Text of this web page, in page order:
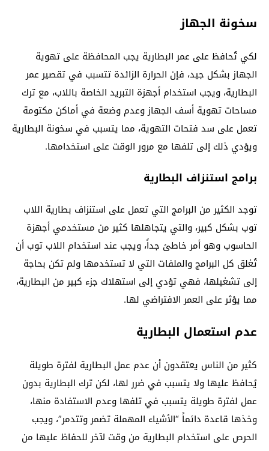
سخونة الجهاز
لكي تُحافظ على عمر البطارية يجب المحافظة على تهوية
الجهاز بشكل جيد، فإن الحرارة الزائدة تتسبب في تقصير عمر
البطارية، ويجب استخدام أجهزة التبريد الخاصة باللاب، مع ترك
مساحات تهوية أسف الجهاز وعدم وضعة في أماكن مكتومة
تعمل على سد فتحات التهوية، مما يتسبب في سخونة البطارية
ويؤدي ذلك إلى تلفها مع مرور الوقت على استخدامها.
برامج استنزاف البطارية
توجد الكثير من البرامج التي تعمل على استنزاف بطارية اللاب
توب بشكل كبير، والتي يتجاهلها كثير من مستخدمي أجهزة
الحاسوب وهو أمر خاطئ جداً، ويجب عند استخدام اللاب توب أن
تُغلق كل البرامج والملفات التي لا تستخدمها ولم تكن بحاجة
إلى تشغيلها، فهي تؤدي إلى استهلاك جزء كبير من البطارية،
مما يؤثر على العمر الافتراضي لها.
عدم استعمال البطارية
كثير من الناس يعتقدون أن عدم عمل البطارية لفترة طويلة
يُحافظ عليها ولا يتسبب في ضرر لها، لكن ترك البطارية بدون
عمل لفترة طويلة يتسبب في تلفها وعدم الاستفادة منها،
وخذها قاعدة دائماً “الأشياء المهملة تضمر وتتدمر”، ويجب
الحرص على استخدام البطارية من وقت لآخر للحفاظ عليها من